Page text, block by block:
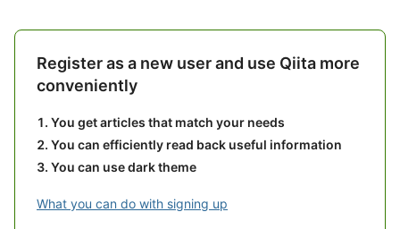
Register as a new user and use Qiita more
conveniently
You get articles that match your needs
You can efficiently read back useful information
You can use dark theme
What you can do with signing up